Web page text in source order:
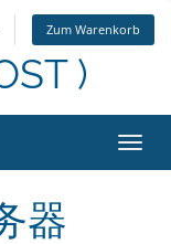
Zum Warenkorb
)
器